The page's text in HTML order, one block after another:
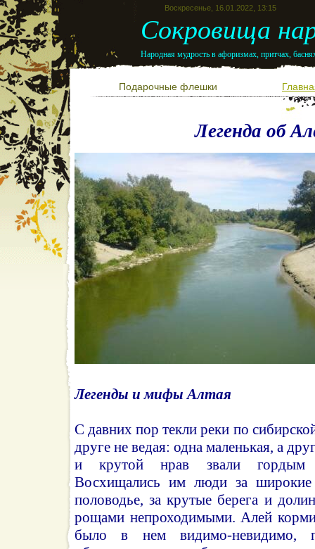
Воскресенье, 16.01.2022, 13:15
Сокровища
Народная мудрость в афоризмах, притчах,
Подарочные флешки
Легенда об
Легенды и мифы Алтая
С давних пор текли реки по
друге не ведая: одна маленькая, а
и крутой нрав звали гордым
Восхищались им люди за широкие
половодье, за крутые берега и
рощами непроходимыми. Алей
было в нем видимо-невидимо,